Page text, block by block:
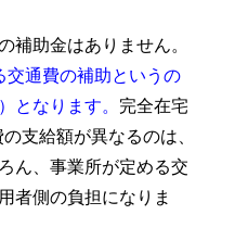
補助金はありません。
交通費の補助というの
となります。 完全在宅
支給額が異なるのは、
ん、事業所が定める交
者側の負担になりま